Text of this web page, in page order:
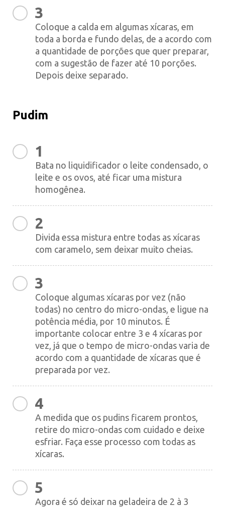
3
Coloque a calda em algumas xícaras, em
toda a borda e fundo delas, de a acordo com
a quantidade de porções que quer preparar,
com a sugestão de fazer até 10 porções.
Depois deixe separado.
Pudim
1
Bata no liquidificador o leite condensado, o
leite e os ovos, até ficar uma mistura
homogênea.
2
Divida essa mistura entre todas as xícaras
com caramelo, sem deixar muito cheias.
3
Coloque algumas xícaras por vez (não
todas) no centro do micro-ondas, e ligue na
potência média, por 10 minutos. É
importante colocar entre 3 e 4 xícaras por
vez, já que o tempo de micro-ondas varia de
acordo com a quantidade de xícaras que é
preparada por vez.
4
A medida que os pudins ficarem prontos,
retire do micro-ondas com cuidado e deixe
esfriar. Faça esse processo com todas as
xícaras.
5
Agora é só deixar na geladeira de 2 à 3